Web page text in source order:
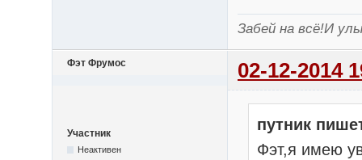
Забей на всё!И
Фэт Фрумос 02-12-2014
Участник
Неактивен
путник
Фэт,я имею